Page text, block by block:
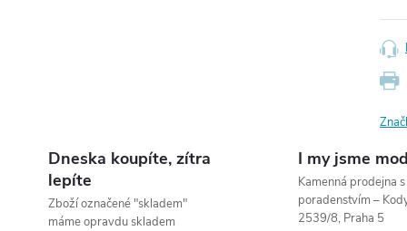
Dneska koupíte, zítra
lepíte
Zboží označené "skladem"
máme opravdu skladem
I my jsme
Kamenná prodejna
poradenstvím –
2539/8, Praha 5